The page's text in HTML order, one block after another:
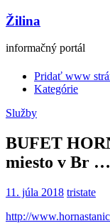
Žilina
informačný portál
Pridať www
Kategórie
Služby
BUFET
miesto v Br …
11. júla 2018 tristate
http://